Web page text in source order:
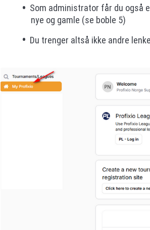
Som administrator får du også
nye og gamle (se boble 5)
Du trenger altså ikke andre